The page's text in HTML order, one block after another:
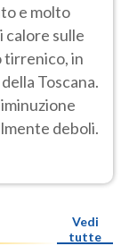
e molto
calore sulle
tirrenico, in
Toscana.
deboli.
Vedi
tutte